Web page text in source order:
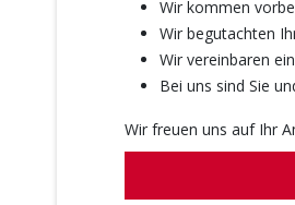
Wir kommen
Wir begutachten
Wir vereinbaren
Bei uns sind Sie
Wir freuen uns auf Ihr